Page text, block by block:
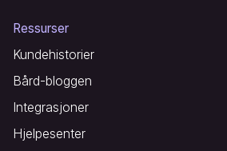
Ressurser
Kundehistorier
Bård-bloggen
Integrasjoner
Hjelpesenter